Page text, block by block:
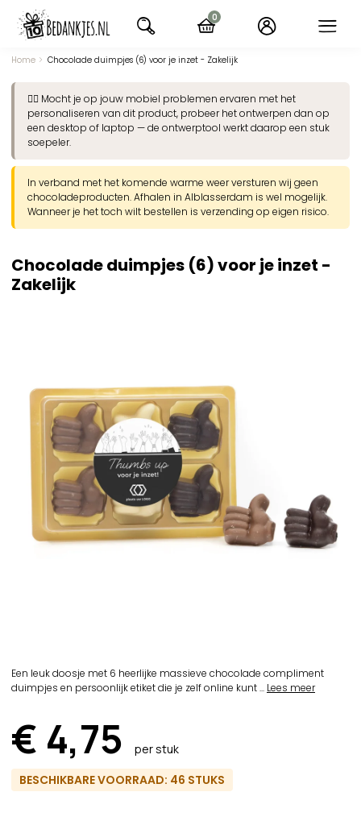
naar
navigatie
Home Chocolade duimpjes (6) voor je inzet - Zakelijk
👉🏽 Mocht je op jouw mobiel problemen ervaren met het
personaliseren van dit product, probeer het ontwerpen dan op
een desktop of laptop — de ontwerptool werkt daarop een stuk
soepeler.
In verband met het komende warme weer versturen wij geen
chocoladeproducten. Afhalen in Alblasserdam is wel mogelijk.
Wanneer je het toch wilt bestellen is verzending op eigen risico.
Chocolade duimpjes (6) voor je inzet -
Zakelijk
Een leuk doosje met 6 heerlijke massieve chocolade compliment
duimpjes en persoonlijk etiket die je zelf online kunt ... Lees meer
€ 4,75 per stuk
BESCHIKBARE VOORRAAD: 46 STUKS
0
items